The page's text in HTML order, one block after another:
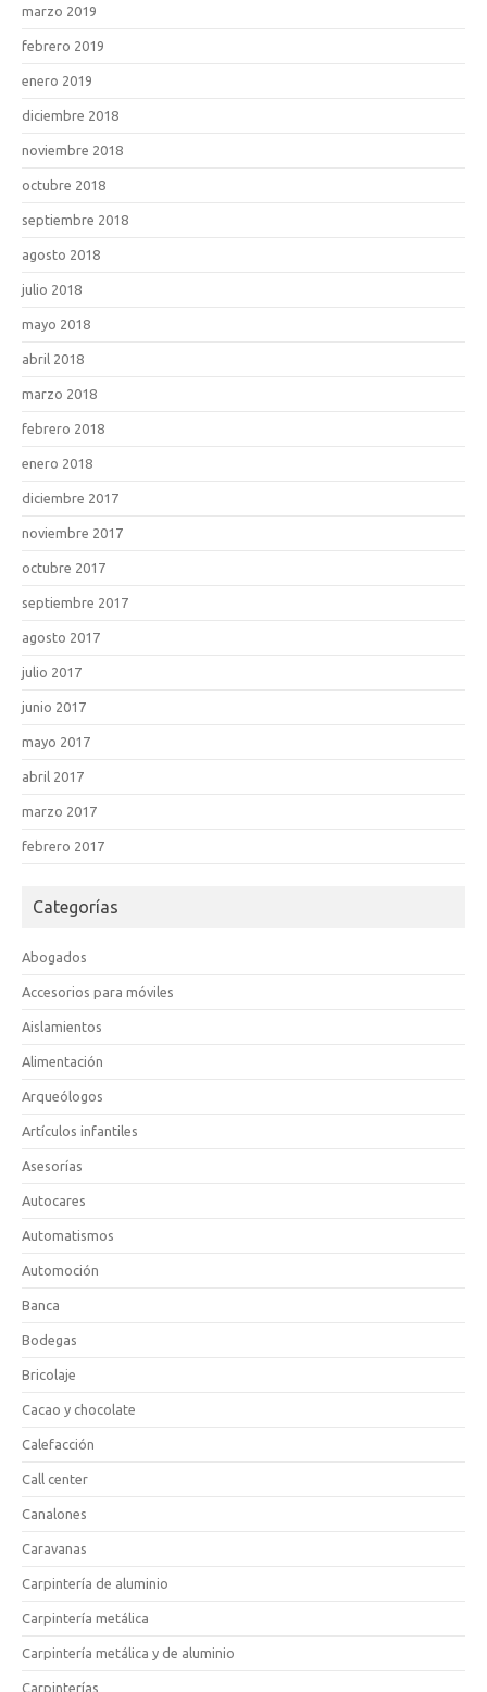
marzo 2019
febrero 2019
enero 2019
diciembre 2018
noviembre 2018
octubre 2018
septiembre 2018
agosto 2018
julio 2018
mayo 2018
abril 2018
marzo 2018
febrero 2018
enero 2018
diciembre 2017
noviembre 2017
octubre 2017
septiembre 2017
agosto 2017
julio 2017
junio 2017
mayo 2017
abril 2017
marzo 2017
febrero 2017
Categorías
Abogados
Accesorios para móviles
Aislamientos
Alimentación
Arqueólogos
Artículos infantiles
Asesorías
Autocares
Automatismos
Automoción
Banca
Bodegas
Bricolaje
Cacao y chocolate
Calefacción
Call center
Canalones
Caravanas
Carpintería de aluminio
Carpintería metálica
Carpintería metálica y de aluminio
Carpinterías